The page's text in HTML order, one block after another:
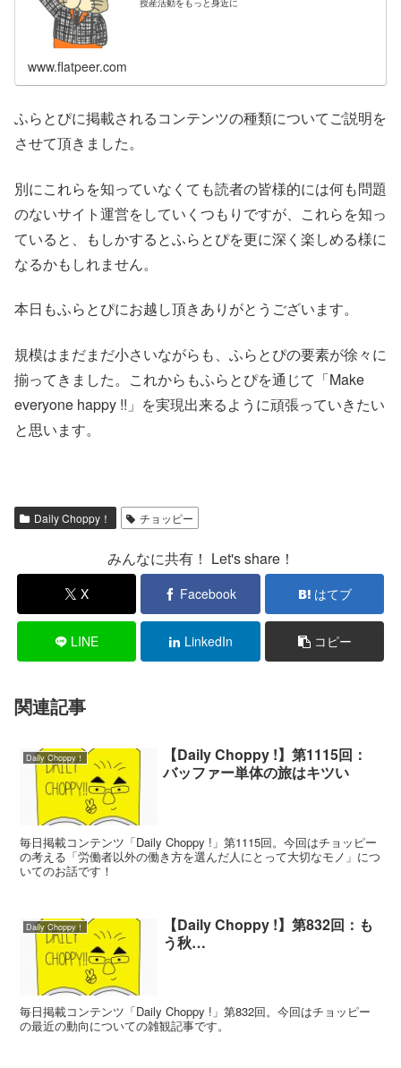
授産活動をもっと身近に
www.flatpeer.com
ふらとぴに掲載されるコンテンツの種類についてご説明を
させて頂きました。
別にこれらを知っていなくても読者の皆様的には何も問題
のないサイト運営をしていくつもりですが、これらを知っ
ていると、もしかするとふらとぴを更に深く楽しめる様に
なるかもしれません。
本日もふらとぴにお越し頂きありがとうございます。
規模はまだまだ小さいながらも、ふらとぴの要素が徐々に
揃ってきました。これからもふらとぴを通じて「Make
everyone happy !!」を実現出来るように頑張っていきたい
と思います。
Daily Choppy！ チョッピー
みんなに共有！ Let's share！
X Facebook はてブ
LINE LinkedIn コピー
関連記事
Daily Choppy！
【Daily Choppy !】第1115回：
バッファー単体の旅はキツい
毎日掲載コンテンツ「Daily Choppy !」第1115回。今回はチョッピー
の考える「労働者以外の働き方を選んだ人にとって大切なモノ」につ
いてのお話です！
Daily Choppy！
【Daily Choppy !】第832回：も
う秋…
毎日掲載コンテンツ「Daily Choppy !」第832回。今回はチョッピー
の最近の動向についての雑観記事です。